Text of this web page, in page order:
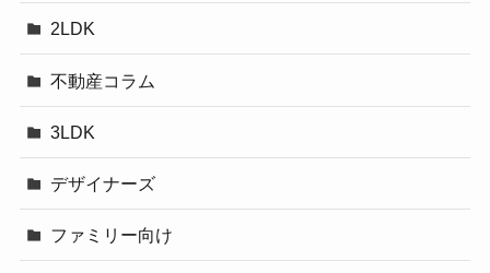
2LDK
不動産コラム
3LDK
デザイナーズ
ファミリー向け